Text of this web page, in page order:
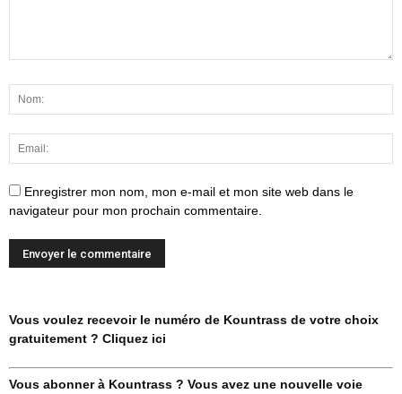
Enregistrer mon nom, mon e-mail et mon site web dans le
navigateur pour mon prochain commentaire.
Vous voulez recevoir le numéro de Kountrass de votre choix
gratuitement ? Cliquez ici
Vous abonner à Kountrass ? Vous avez une nouvelle voie